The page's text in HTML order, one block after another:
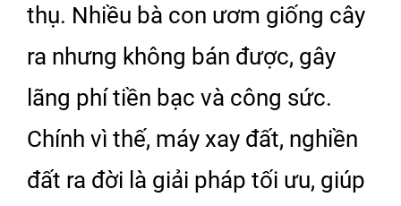
thụ. Nhiều bà con ươm giống cây
ra nhưng không bán được, gây
lãng phí tiền bạc và công sức.
Chính vì thế, máy xay đất, nghiền
đất ra đời là giải pháp tối ưu, giúp